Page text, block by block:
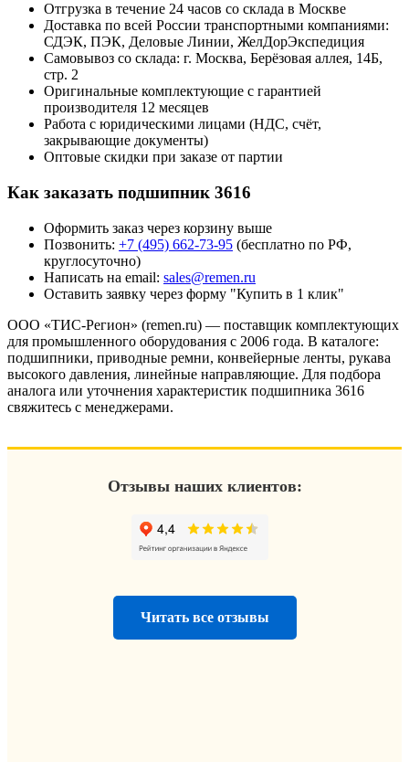
Отгрузка в течение 24 часов со склада в Москве
Доставка по всей России транспортными компаниями:
СДЭК, ПЭК, Деловые Линии, ЖелДорЭкспедиция
Самовывоз со склада: г. Москва, Берёзовая аллея, 14Б,
стр. 2
Оригинальные комплектующие с гарантией
производителя 12 месяцев
Работа с юридическими лицами (НДС, счёт,
закрывающие документы)
Оптовые скидки при заказе от партии
Как заказать подшипник 3616
Оформить заказ через корзину выше
Позвонить: +7 (495) 662-73-95 (бесплатно по РФ,
круглосуточно)
Написать на email: sales@remen.ru
Оставить заявку через форму "Купить в 1 клик"
ООО «ТИС-Регион» (remen.ru) — поставщик комплектующих
для промышленного оборудования с 2006 года. В каталоге:
подшипники, приводные ремни, конвейерные ленты, рукава
высокого давления, линейные направляющие. Для подбора
аналога или уточнения характеристик подшипника 3616
свяжитесь с менеджерами.
Отзывы наших клиентов:
Читать все отзывы